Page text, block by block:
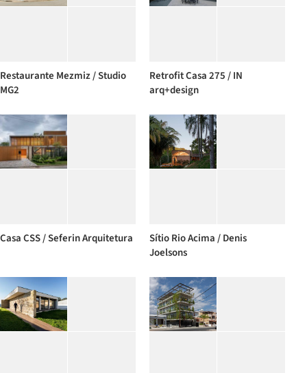
Restaurante Mezmiz / Studio
MG2
Retrofit Casa 275 / IN
arq+design
Casa CSS / Seferin Arquitetura
Sítio Rio Acima / Denis
Joelsons